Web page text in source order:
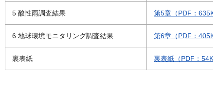
5 酸性雨調査結果 第5章（PDF：
6 地球環境モニタリング調査結果 第6章（PDF：
裏表紙 裏表紙（PDF：